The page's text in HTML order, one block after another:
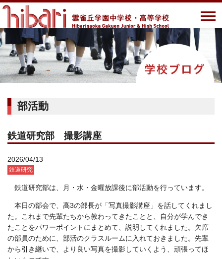
部活動
鉄道研究部 撮影講座
2026/04/13
鉄道研究
鉄道研究部は、月・水・金曜放課後に部活動を行っています。
本日の部会で、高3の部長が「写真撮影講座」を話してくれまし
た。これまで先輩たちから教わってきたことと、自分が学んでき
たことをパワーポイントにまとめて、説明してくれました。欠席
の部員のために、部活のクラスルームに入れておきました。先輩
から引き継いで、より良い写真を撮影していくよう、頑張ってほ